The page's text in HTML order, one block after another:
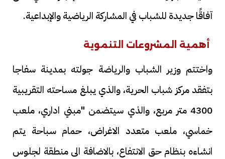
آفاقًا جديدة للشباب في المشاركة الرياضية والإبداعية.
أهمية المشروعات التنموية
واختتم وزير الشباب والرياضة جولته بمدينة سفاجا
بتفقد مركز شباب الحرية، والذي يبلغ مساحته التقريبية
4300 متر مربع، والذي سيتضمن "مبني اداري، ملعب
خماسي، ملعب متعدد الاغراض، حمام سباحة يتم
انشاءه بنظام حق الانتفاع، بالاضافة الى منطقة لجلوس